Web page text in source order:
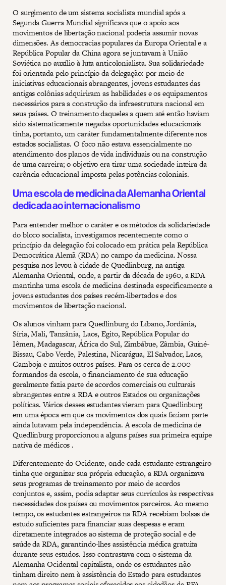
O surgimento de um sistema socialista mundial após a
Segunda Guerra Mundial significava que o apoio aos
movimentos de libertação nacional poderia assumir novas
dimensões. As democracias populares da Europa Oriental e a
República Popular da China agora se juntavam à União
Soviética no auxílio à luta anticolonialista. Sua solidariedade
foi orientada pelo princípio da delegação: por meio de
iniciativas educacionais abrangentes, jovens estudantes das
antigas colônias adquiriram as habilidades e os equipamentos
necessários para a construção da infraestrutura nacional em
seus países. O treinamento daqueles a quem até então haviam
sido sistematicamente negadas oportunidades educacionais
tinha, portanto, um caráter fundamentalmente diferente nos
estados socialistas. O foco não estava essencialmente no
atendimento dos planos de vida individuais ou na construção
de uma carreira; o objetivo era tirar uma sociedade inteira da
carência educacional imposta pelas potências coloniais.
Uma escola de medicina da Alemanha Oriental
dedicada ao internacionalismo
Para entender melhor o caráter e os métodos da solidariedade
do bloco socialista, investigamos recentemente como o
princípio da delegação foi colocado em prática pela República
Democrática Alemã (RDA) no campo da medicina. Nossa
pesquisa nos levou à cidade de Quedlinburg, na antiga
Alemanha Oriental, onde, a partir da década de 1960, a RDA
mantinha uma escola de medicina destinada especificamente a
jovens estudantes dos países recém-libertados e dos
movimentos de libertação nacional.
Os alunos vinham para Quedlinburg do Líbano, Jordânia,
Síria, Mali, Tanzânia, Laos, Egito, República Popular do
Iêmen, Madagascar, África do Sul, Zimbábue, Zâmbia, Guiné-
Bissau, Cabo Verde, Palestina, Nicarágua, El Salvador, Laos,
Camboja e muitos outros países. Para os cerca de 2.000
formandos da escola, o financiamento de sua educação
geralmente fazia parte de acordos comerciais ou culturais
abrangentes entre a RDA e outros Estados ou organizações
políticas. Vários desses estudantes vieram para Quedlinburg
em uma época em que os movimentos dos quais faziam parte
ainda lutavam pela independência. A escola de medicina de
Quedlinburg proporcionou a alguns países sua primeira equipe
nativa de médicos .
Diferentemente do Ocidente, onde cada estudante estrangeiro
tinha que organizar sua própria educação, a RDA organizava
seus programas de treinamento por meio de acordos
conjuntos e, assim, podia adaptar seus currículos às respectivas
necessidades dos países ou movimentos parceiros. Ao mesmo
tempo, os estudantes estrangeiros na RDA recebiam bolsas de
estudo suficientes para financiar suas despesas e eram
diretamente integrados ao sistema de proteção social e de
saúde da RDA, garantindo-lhes assistência médica gratuita
durante seus estudos. Isso contrastava com o sistema da
Alemanha Ocidental capitalista, onde os estudantes não
tinham direito nem à assistência do Estado para estudantes